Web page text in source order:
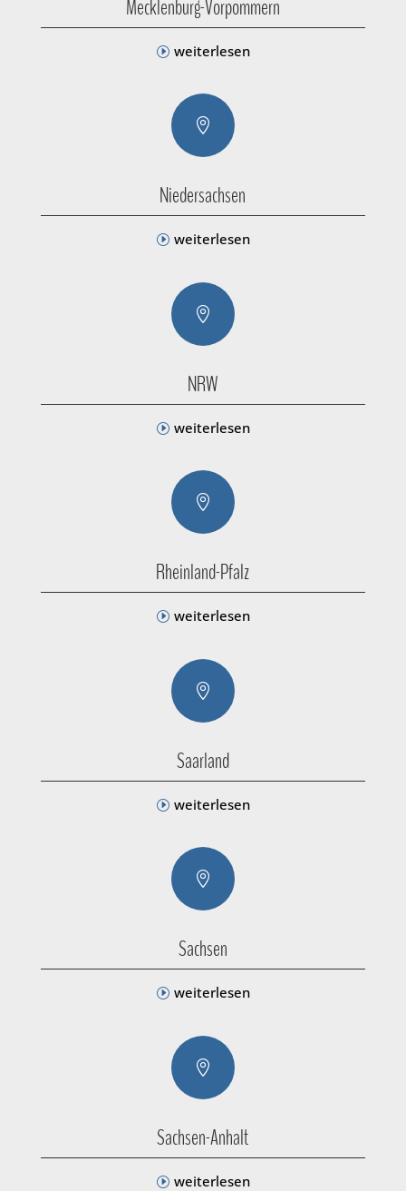
Mecklenburg-Vorpommern
weiterlesen

Niedersachsen
weiterlesen

NRW
weiterlesen

Rheinland-Pfalz
weiterlesen

Saarland
weiterlesen

Sachsen
weiterlesen

Sachsen-Anhalt
weiterlesen